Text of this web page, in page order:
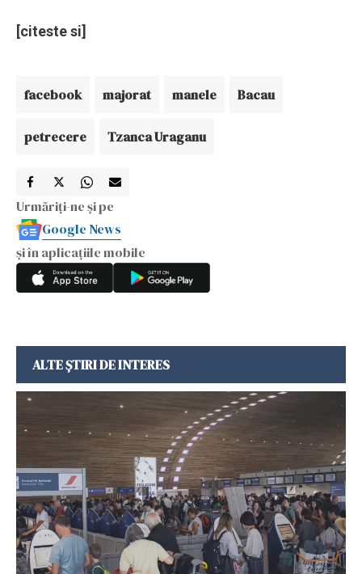
[citeste si]
facebook majorat manele Bacau
petrecere Tzanca Uraganu
Urmăriți-ne și pe
Google News
și în aplicațiile mobile
ALTE ȘTIRI DE INTERES